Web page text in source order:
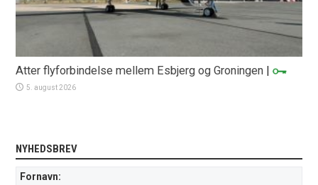
Atter flyforbindelse mellem Esbjerg og Groningen |
5. august 2026
NYHEDSBREV
Fornavn: